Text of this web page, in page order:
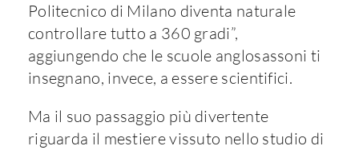
Politecnico di Milano diventa naturale
controllare tutto a 360 gradi”,
aggiungendo che le scuole anglosassoni ti
insegnano, invece, a essere scientifici.
Ma il suo passaggio più divertente
riguarda il mestiere vissuto nello studio di